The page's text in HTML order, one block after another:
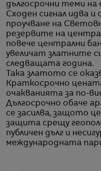
дългосрочни теми
Сходен сигнал идва
проучване на
резервите на
повече централни
увеличат златните
следващата година.
Така златото се
Краткосрочно
очакванията за по-
Дългосрочно обаче
се засилва, защото
защита срещу
публичен дълг и
международната